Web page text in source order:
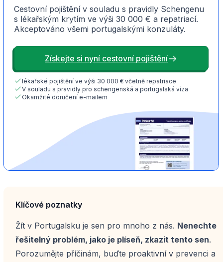
Cestovní pojištění v souladu s pravidly Schengenu
s lékařským krytím ve výši 30 000 € a repatriací.
Akceptováno všemi portugalskými konzuláty.
Získejte si nyní cestovní pojištění
lékařské pojištění ve výši 30 000 € včetně repatriace
V souladu s pravidly pro schengenská a portugalská víza
Okamžité doručení e-mailem
Klíčové poznatky
Žít v Portugalsku je sen pro mnoho z nás. Nenechte
řešitelný problém, jako je plíseň, zkazit tento sen.
Porozumějte příčinám, buďte proaktivní v prevenci a